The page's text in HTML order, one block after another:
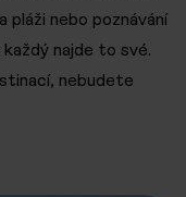
pláži nebo poznávání
najde to své.
nebudete